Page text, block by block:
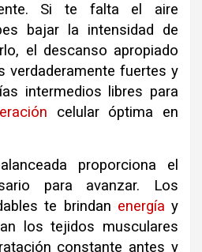
Si te falta el aire
bajar la intensidad de
el descanso apropiado
verdaderamente fuertes y
intermedios libres para
celular óptima en
proporciona el
para avanzar. Los
te brindan energía y
los tejidos musculares
constante antes y